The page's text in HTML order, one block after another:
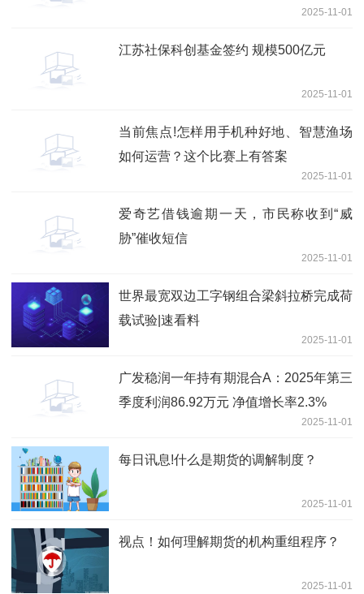
2025-11-01
江苏社保科创基金签约 规模500亿元
2025-11-01
当前焦点!怎样用手机种好地、智慧渔场
如何运营？这个比赛上有答案
2025-11-01
爱奇艺借钱逾期一天，市民称收到“威
胁”催收短信
2025-11-01
世界最宽双边工字钢组合梁斜拉桥完成荷
载试验|速看料
2025-11-01
广发稳润一年持有期混合A：2025年第三
季度利润86.92万元 净值增长率2.3%
2025-11-01
每日讯息!什么是期货的调解制度？
2025-11-01
视点！如何理解期货的机构重组程序？
2025-11-01